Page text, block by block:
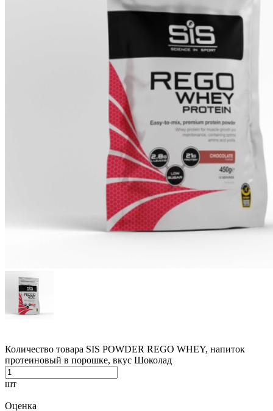
Количество товара SIS POWDER REGO WHEY, напиток
протеиновый в порошке, вкус Шоколад
шт
Оценка